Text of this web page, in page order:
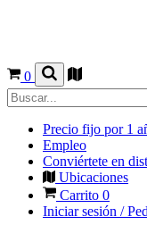
0
Precio fijo por 1
Empleo
Conviértete en
Ubicaciones
Carrito 0
Iniciar sesión /